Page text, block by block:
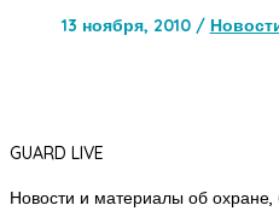
13 ноября, 2010 /
GUARD LIVE
Новости и материалы об охране,